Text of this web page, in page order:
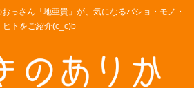
っさん「地亜貴」が、気になるバショ・モノ・
ヒトをご紹介(c_c)b